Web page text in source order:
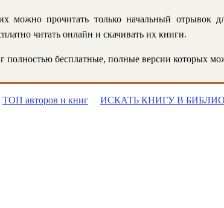
можно прочитать только начальный отрывок
читать онлайн и скачивать их книги.
полностью бесплатные, полные версии которых
ТОП авторов и книг ИСКАТЬ КНИГУ В